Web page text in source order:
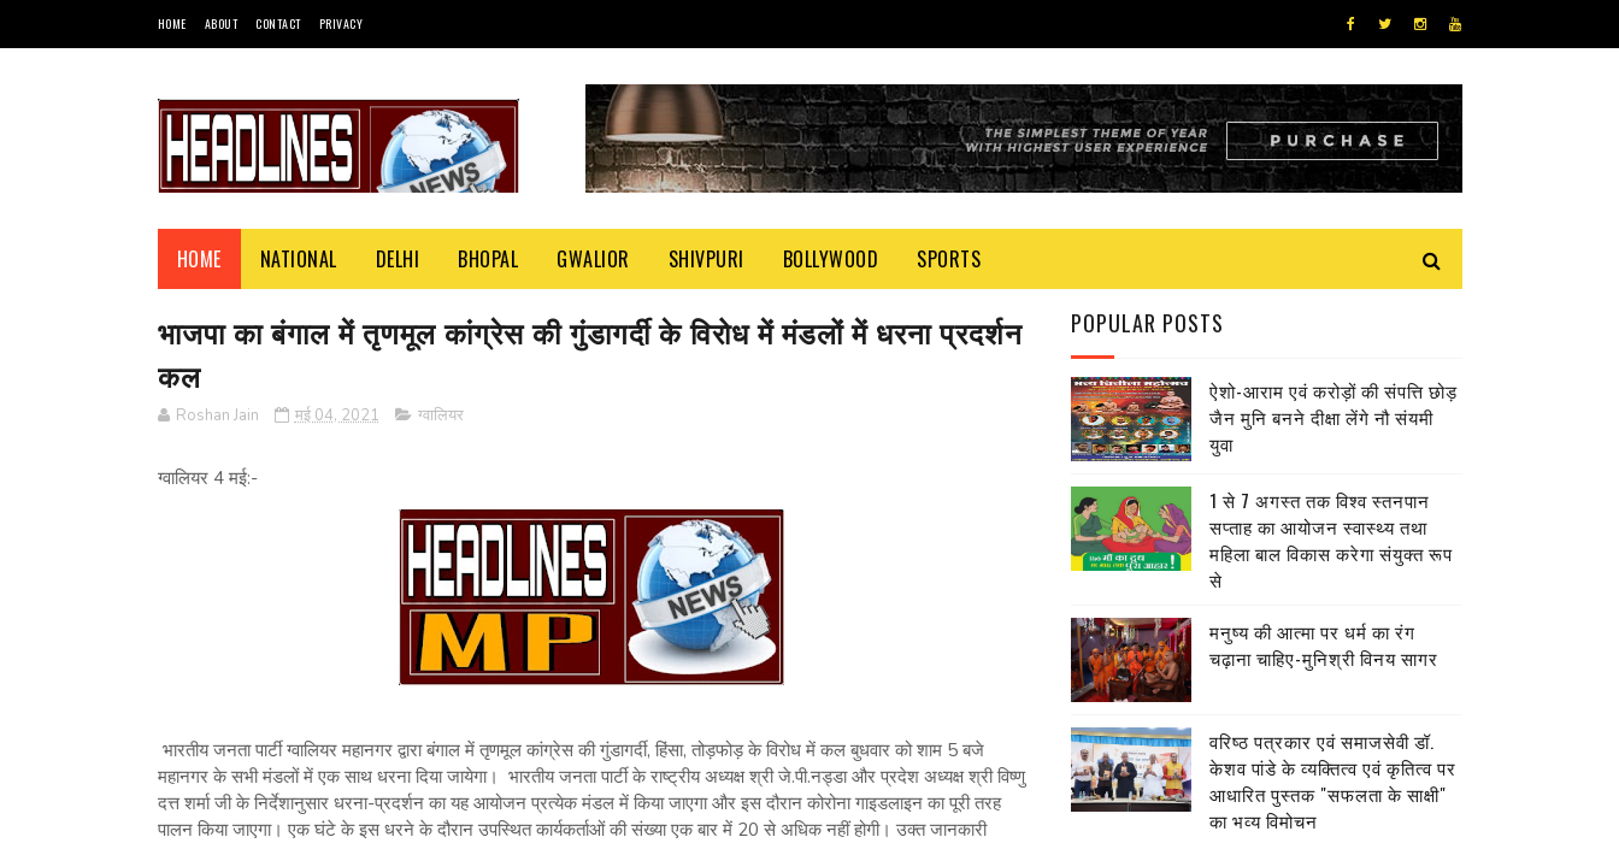
HOME ABOUT CONTACT PRIVACY
HOME NATIONAL DELHI BHOPAL GWALIOR SHIVPURI BOLLYWOOD SPORTS
भाजपा का बंगाल में तृणमूल कांग्रेस की गुंडागर्दी के विरोध में मंडलों में धरना प्रदर्शन
कल
Roshan Jain मई 04, 2021 ग्वालियर
ग्वालियर 4 मई:-
भारतीय जनता पार्टी ग्वालियर महानगर द्वारा बंगाल में तृणमूल कांग्रेस की गुंडागर्दी, हिंसा, तोड़फोड़ के विरोध में कल बुधवार को शाम 5 बजे
महानगर के सभी मंडलों में एक साथ धरना दिया जायेगा। भारतीय जनता पार्टी के राष्ट्रीय अध्यक्ष श्री जे.पी.नड्डा और प्रदेश अध्यक्ष श्री विष्णु
दत्त शर्मा जी के निर्देशानुसार धरना-प्रदर्शन का यह आयोजन प्रत्येक मंडल में किया जाएगा और इस दौरान कोरोना गाइडलाइन का पूरी तरह
पालन किया जाएगा। एक घंटे के इस धरने के दौरान उपस्थित कार्यकर्ताओं की संख्या एक बार में 20 से अधिक नहीं होगी। उक्त जानकारी
POPULAR POSTS
ऐशो-आराम एवं करोड़ों की संपत्ति छोड़
जैन मुनि बनने दीक्षा लेंगे नौ संयमी
युवा
1 से 7 अगस्त तक विश्व स्तनपान
सप्ताह का आयोजन स्वास्थ्य तथा
महिला बाल विकास करेगा संयुक्त रूप
से
मनुष्य की आत्मा पर धर्म का रंग
चढ़ाना चाहिए-मुनिश्री विनय सागर
वरिष्ठ पत्रकार एवं समाजसेवी डॉ.
केशव पांडे के व्यक्तित्व एवं कृतित्व पर
आधारित पुस्तक "सफलता के साक्षी"
का भव्य विमोचन